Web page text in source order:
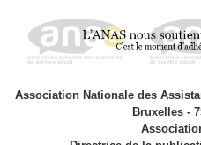
Association Nationale des
Bruxelles -